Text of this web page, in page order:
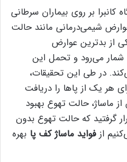
بر روی بیماران سرطانی
شیمی‌درمانی مانند حالت
از بدترین عوارض
شمار می‌رود و تحمل این
در طی این تحقیقات،
ماساژ برای هر یک از پاها را دریافت
ماساژ، حالت تهوع بهبود
گرفتید که حالت تهوع بدون
ازفواید ماساژ کف پا بهره